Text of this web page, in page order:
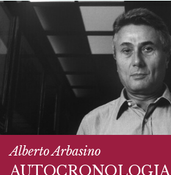
Alberto Arbasino
AUTOCRONOLOGIA